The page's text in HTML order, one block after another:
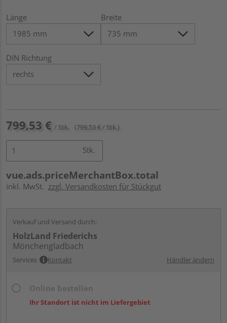
Länge Breite
DIN Richtung
799,53 € / Stk. (799,53 € / Stk.)
Stk.
vue.ads.priceMerchantBox.total
inkl. MwSt. zzgl. Versandkosten für Stückgut
Verkauf und Versand durch:
HolzLand Friederichs
Mönchengladbach
Services Kontakt Händler ändern
Ihr Standort ist nicht im Liefergebiet